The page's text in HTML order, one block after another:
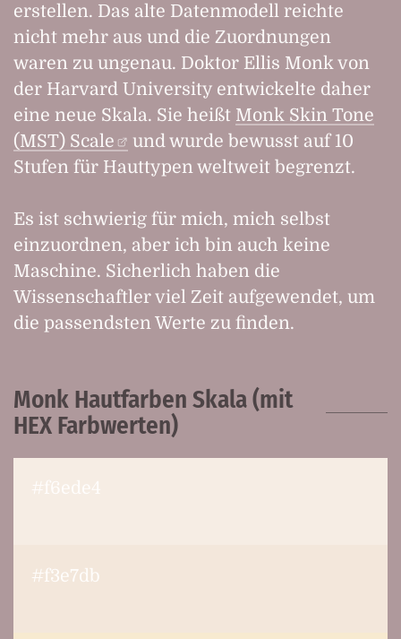
erstellen. Das alte Datenmodell reichte
nicht mehr aus und die Zuordnungen
waren zu ungenau. Doktor Ellis Monk von
der Harvard University entwickelte daher
eine neue Skala. Sie heißt Monk Skin Tone
(MST) Scale
und wurde bewusst auf 10
Stufen für Hauttypen weltweit begrenzt.
Es ist schwierig für mich, mich selbst
einzuordnen, aber ich bin auch keine
Maschine. Sicherlich haben die
Wissenschaftler viel Zeit aufgewendet, um
die passendsten Werte zu finden.
Monk Hautfarben Skala (mit
HEX Farbwerten)
#f6ede4
#f3e7db